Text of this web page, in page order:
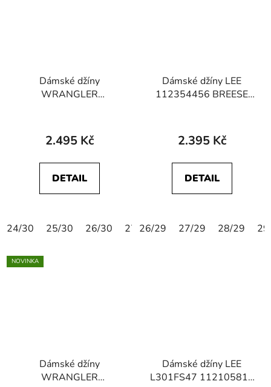
Dámské džíny
WRANGLER
2.495 Kč
DETAIL
24/30 25/30 26/30 27/30 28/30 29/30 30/30
Dámské džíny LEE
112354456 BREESE
2.395 Kč
DETAIL
26/29 27/29 28/29
NOVINKA
Dámské džíny
WRANGLER
Dámské džíny LEE
L301FS47 112105814